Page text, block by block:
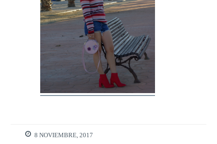
8 NOVIEMBRE, 2017